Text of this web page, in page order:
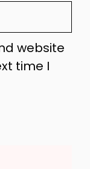
website
time I